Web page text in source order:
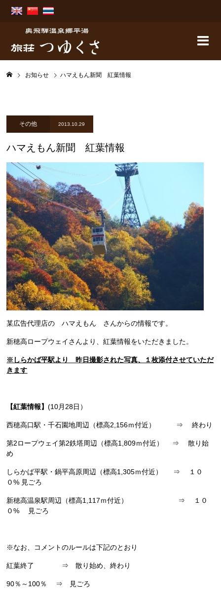
お知らせ ハマえもん新聞 紅葉情報
その他 2013.10.29
ハマえもん新聞 紅葉情報
某広告代理店の ハマえもん さんからの情報です。
新穂高ロープウェイさんより、紅葉情報をいただきました。
※しらかば平駅より 昨日撮影された写真、１枚添付させていただ
きます
【紅葉情報】(10月28日）
西穂高口駅・千石園地周辺（標高2,156ｍ付近） ⇒ 終わり
第2ロープウェイ第2鉄塔周辺（標高1,809ｍ付近） ⇒ 散り始
め
しらかば平駅・鍋平高原周辺（標高1,305ｍ付近） ⇒ １０
０% 見ごろ
新穂高温泉駅周辺（標高1,117ｍ付近） ⇒ １０
０% 見ごろ
※なお、コメントのルールは下記のとおり
紅葉終了 ⇒ 散り始め、終わり
90％～100％ ⇒ 見ごろ